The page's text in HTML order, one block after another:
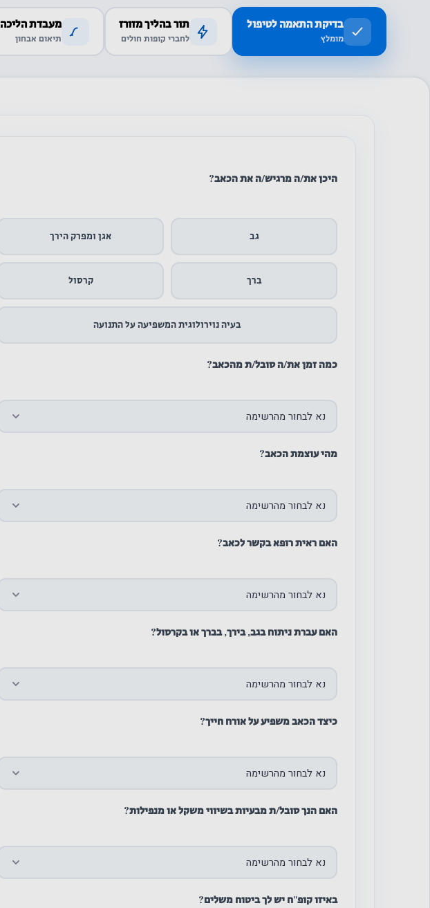
בדיקת התאמה לטיפול
מומלץ
תור בהליך מזורז
לחברי קופות חולים
מעבדת הליכה
תיאום אבחון
היכן את/ה מרגיש/ה את הכאב?
גב אגן ומפרק הירך
ברך קרסול
בעיה נוירולוגית המשפיעה על התנועה
כמה זמן את/ה סובל/ת מהכאב?
מהי עוצמת הכאב?
האם ראית רופא בקשר לכאב?
האם עברת ניתוח בגב, בירך, בברך או בקרסול?
כיצד הכאב משפיע על אורח חייך?
האם הנך סובל/ת מבעיות בשיווי משקל או מנפילות?
באיזו קופ''ח יש לך ביטוח משלים?